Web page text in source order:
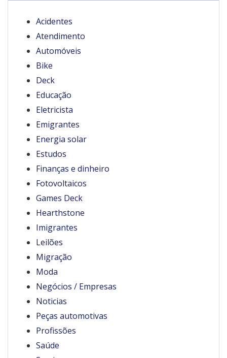
Acidentes
Atendimento
Automóveis
Bike
Deck
Educação
Eletricista
Emigrantes
Energia solar
Estudos
Finanças e dinheiro
Fotovoltaicos
Games Deck
Hearthstone
Imigrantes
Leilões
Migração
Moda
Negócios / Empresas
Noticias
Peças automotivas
Profissões
Saúde